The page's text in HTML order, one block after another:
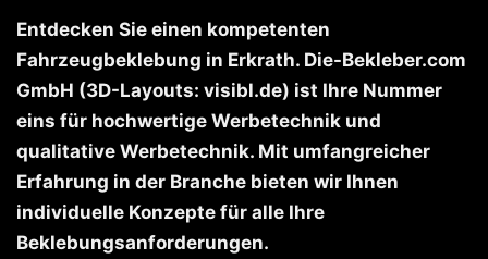
Entdecken Sie einen kompetenten
Fahrzeugbeklebung in Erkrath. Die-Bekleber.com
GmbH (3D-Layouts: visibl.de) ist Ihre Nummer
eins für hochwertige Werbetechnik und
qualitative Werbetechnik. Mit umfangreicher
Erfahrung in der Branche bieten wir Ihnen
individuelle Konzepte für alle Ihre
Beklebungsanforderungen.